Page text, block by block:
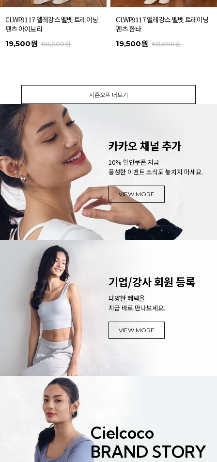
CLWP9117 엘레강스 벨벳 트레이닝
팬츠 아이보리
19,500원 68,000원
CLWP9117 엘레강스 벨벳 트레이닝
팬츠 환타
19,500원 68,000원
시즌오프 더보기
카카오 채널 추가
10% 할인쿠폰 지급
풍성한 이벤트 소식도 놓치지 마세요.
VIEW MORE
기업/강사 회원 등록
다양한 혜택을
지금 바로 만나보세요.
VIEW MORE
Cielcoco
BRAND STORY